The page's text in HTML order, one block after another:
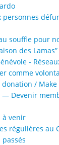
personnes
souffle pour
des
-
comme
donation /
Devenir
à venir
régulières au
passés